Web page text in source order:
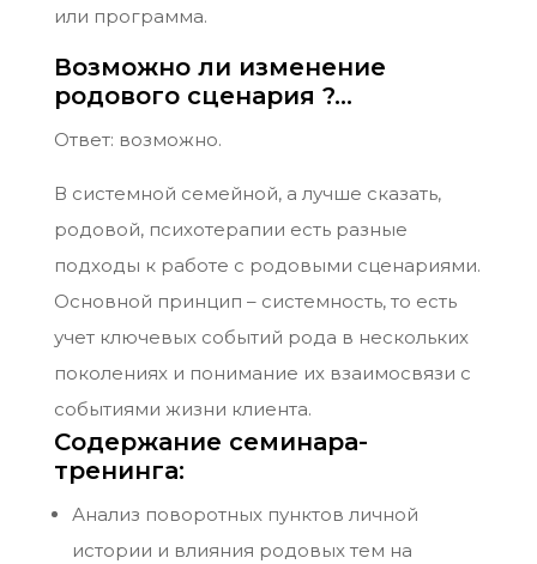
или программа.
Возможно ли изменение
родового сценария ?…
Ответ: возможно.
В системной семейной, а лучше сказать,
родовой, психотерапии есть разные
подходы к работе с родовыми сценариями.
Основной принцип – системность, то есть
учет ключевых событий рода в нескольких
поколениях и понимание их взаимосвязи с
событиями жизни клиента.
Содержание семинара-
тренинга:
Анализ поворотных пунктов личной
истории и влияния родовых тем на